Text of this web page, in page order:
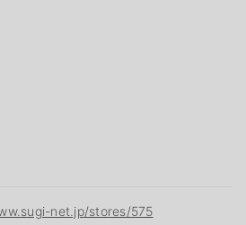
net.jp/stores/575